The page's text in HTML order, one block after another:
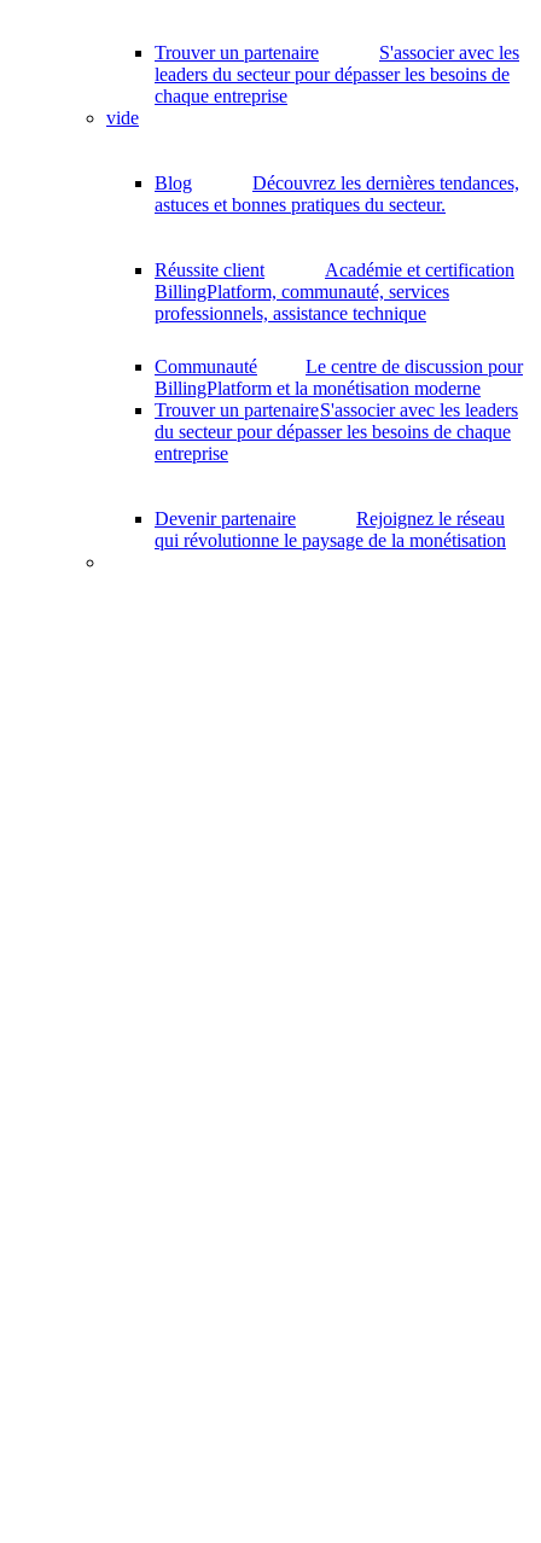
Trouver un partenaire
S'associer avec les
leaders du secteur pour dépasser les besoins de
chaque entreprise
vide
Blog
Découvrez les dernières tendances,
astuces et bonnes pratiques du secteur.
Réussite client
Académie et certification
BillingPlatform, communauté, services
professionnels, assistance technique
Communauté
Le centre de discussion pour
BillingPlatform et la monétisation moderne
Trouver un partenaireS'associer avec les leaders
du secteur pour dépasser les besoins de chaque
entreprise
Devenir partenaire
Rejoignez le réseau
qui révolutionne le paysage de la monétisation